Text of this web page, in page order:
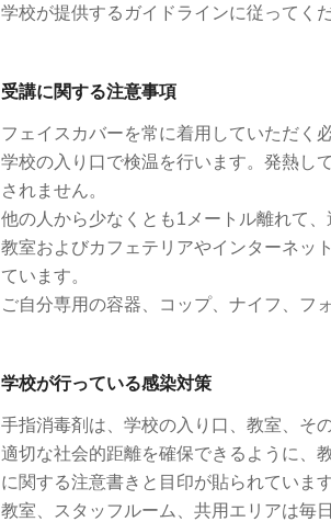
学校が提供するガイドラインに従ってく
受講に関する注意事項
フェイスカバーを常に着用していただく
学校の入り口で検温を行います。発熱し
されません。
他の人から少なくとも1メートル離れて
教室およびカフェテリアやインターネッ
ています。
ご自分専用の容器、コップ、ナイフ、フ
学校が行っている感染対策
手指消毒剤は、学校の入り口、教室、そ
適切な社会的距離を確保できるように、
に関する注意書きと目印が貼られています
教室、スタッフルーム、共用エリアは毎